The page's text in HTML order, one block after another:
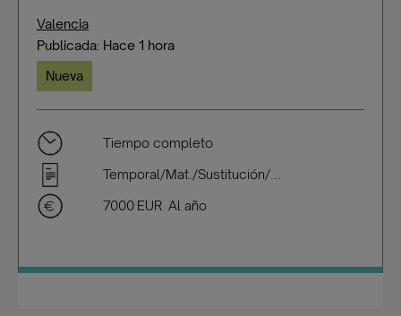
Valencia
Publicada: Hace 1 hora
Nueva
Tiempo completo
Temporal/Mat./Sustitución/...
7000 EUR Al año